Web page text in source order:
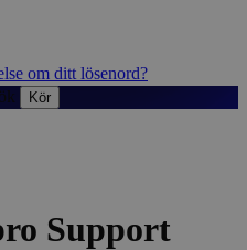
om ditt lösenord?
Support